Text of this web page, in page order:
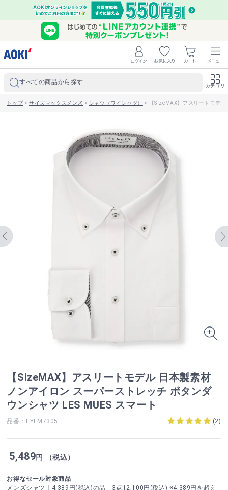
すべての商品から探す カテゴリ
トップ>サイズマックスメンズ > シャツ（ワイシャツ） > 【SizeMAX】アスリートモデ
【SizeMAX】アスリートモデル 日本製素材
ノンアイロン スーパーストレッチ ボタンダ
ウンシャツ LES MUES スマート
品番：EYLM7305 (2)
5,489円 （税込）
お得なセール対象商品
メンズシャツ｜4,389円(税込)の品 3点12,100円(税込) ※4,389円を超え